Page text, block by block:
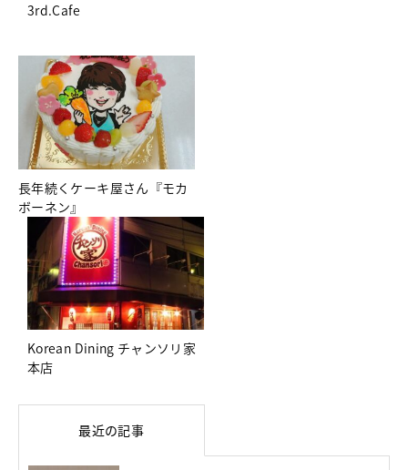
3rd.Cafe
長年続くケーキ屋さん『モカ
ボーネン』
Korean Dining チャンソリ家
本店
最近の記事